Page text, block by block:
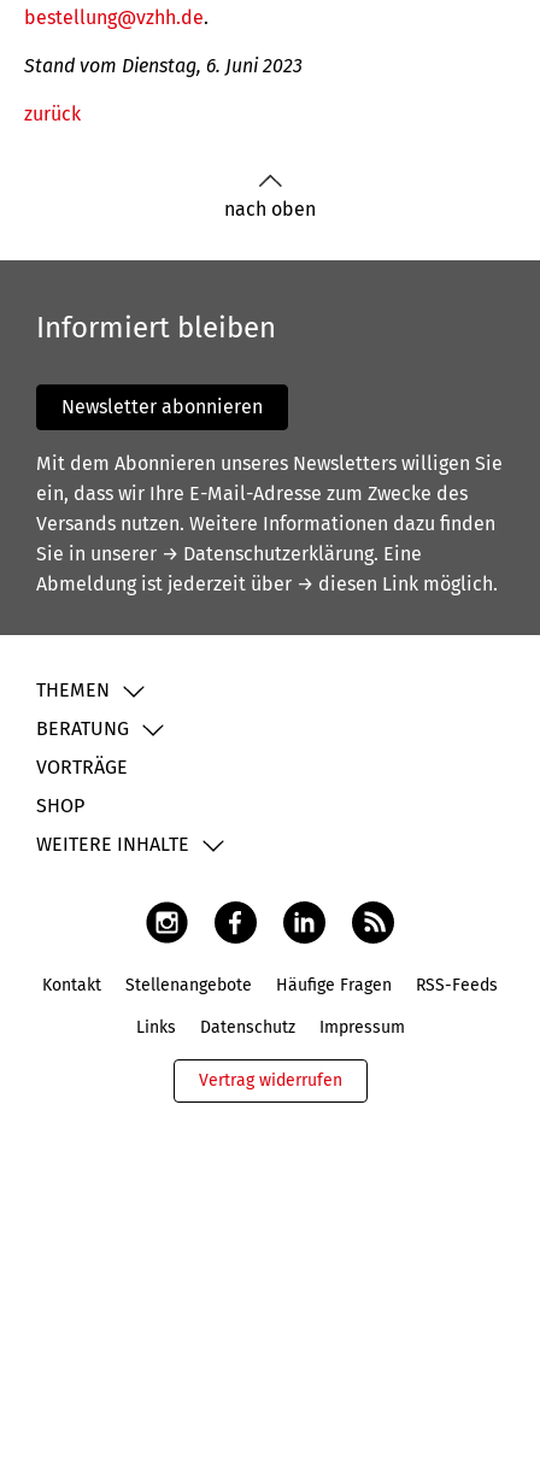
bestellung@vzhh.de.
Stand vom Dienstag, 6. Juni 2023
zurück
nach oben
Informiert bleiben
Newsletter abonnieren
Mit dem Abonnieren unseres Newsletters willigen Sie
ein, dass wir Ihre E-Mail-Adresse zum Zwecke des
Versands nutzen. Weitere Informationen dazu finden
Sie in unserer → Datenschutzerklärung. Eine
Abmeldung ist jederzeit über → diesen Link möglich.
THEMEN
BERATUNG
VORTRÄGE
SHOP
WEITERE INHALTE
Kontakt Stellenangebote Häufige Fragen RSS-Feeds
Links Datenschutz Impressum
Vertrag widerrufen